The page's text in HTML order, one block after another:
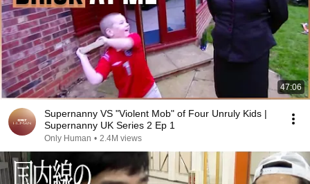
47:06
Supernanny VS "Violent Mob" of Four Unruly Kids |
Supernanny UK Series 2 Ep 1
Only Human • 2.4M views